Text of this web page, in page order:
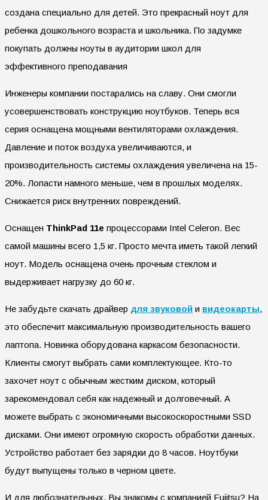
создана специально для детей. Это прекрасный ноут для
ребенка дошкольного возраста и школьника. По задумке
покупать должны ноуты в аудитории школ для
эффективного преподавания
Инженеры компании постарались на славу. Они смогли
усовершенствовать конструкцию ноутбуков. Теперь вся
серия оснащена мощными вентиляторами охлаждения.
Давление и поток воздуха увеличиваются, и
производительность системы охлаждения увеличена на 15-
20%. Лопасти намного меньше, чем в прошлых моделях.
Снижается риск внутренних повреждений.
Оснащен ThinkPad 11e процессорами Intel Celeron. Вес
самой машины всего 1,5 кг. Просто мечта иметь такой легкий
ноут. Модель оснащена очень прочным стеклом и
выдерживает нагрузку до 60 кг.
Не забудьте скачать драйвер для звуковой и видеокарты,
это обеспечит максимальную производительность вашего
лаптопа. Новинка оборудована каркасом безопасности.
Клиенты смогут выбрать сами комплектующее. Кто-то
захочет ноут с обычным жестким диском, который
зарекомендовал себя как надежный и долговечный. А
можете выбрать с экономичными высокоскоростными SSD
дисками. Они имеют огромную скорость обработки данных.
Устройство работает без зарядки до 8 часов. Ноутбуки
будут выпущены только в черном цвете.
И для любознательных. Вы знакомы с компанией Fujitsu? На